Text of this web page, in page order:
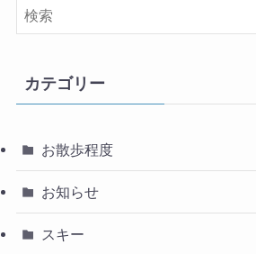
カテゴリー
お散歩程度
お知らせ
スキー